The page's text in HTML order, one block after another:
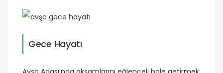
Gece Hayatı